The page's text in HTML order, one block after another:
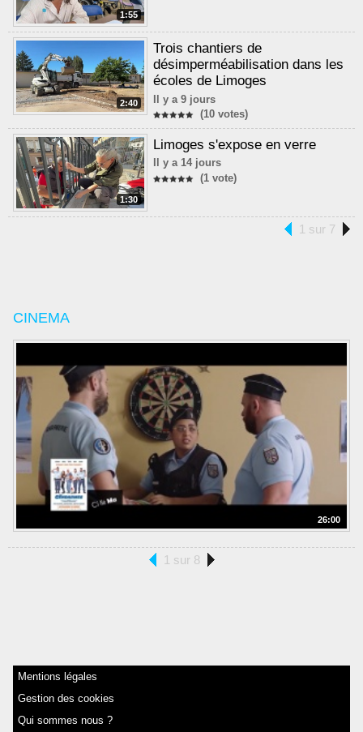
1:55
2:40
Trois chantiers de
désimperméabilisation dans les
écoles de Limoges
Il y a 9 jours
(10 votes)
1:30
Limoges s'expose en verre
Il y a 14 jours
(1 vote)
1 sur 7
CINEMA
26:00
1 sur 8
Mentions légales
Gestion des cookies
Qui sommes nous ?